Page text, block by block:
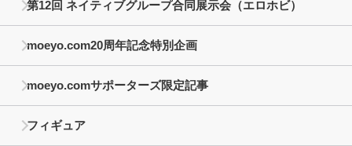
第12回 ネイティブグループ合同展示会（エロホビ）
moeyo.com20周年記念特別企画
moeyo.comサポーターズ限定記事
フィギュア